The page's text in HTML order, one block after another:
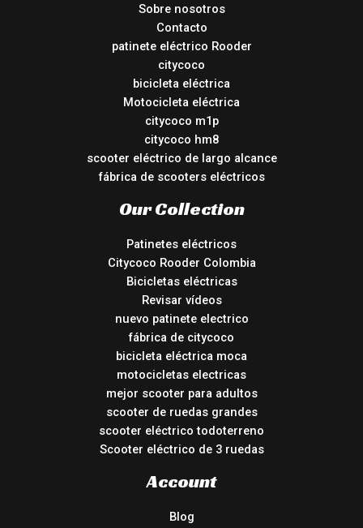
Sobre nosotros
Contacto
patinete eléctrico Rooder
citycoco
bicicleta eléctrica
Motocicleta eléctrica
citycoco m1p
citycoco hm8
scooter eléctrico de largo alcance
fábrica de scooters eléctricos
Our Collection
Patinetes eléctricos
Citycoco Rooder Colombia
Bicicletas eléctricas
Revisar vídeos
nuevo patinete electrico
fábrica de citycoco
bicicleta eléctrica moca
motocicletas electricas
mejor scooter para adultos
scooter de ruedas grandes
scooter eléctrico todoterreno
Scooter eléctrico de 3 ruedas
Account
Blog